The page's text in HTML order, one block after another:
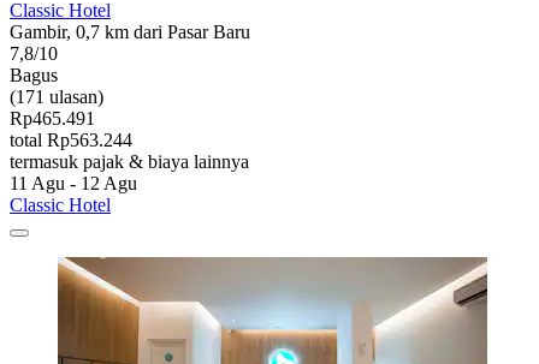
Classic Hotel
Gambir, 0,7 km dari Pasar Baru
7,8/10
Bagus
(171 ulasan)
Rp465.491
total Rp563.244
termasuk pajak & biaya lainnya
11 Agu - 12 Agu
Classic Hotel